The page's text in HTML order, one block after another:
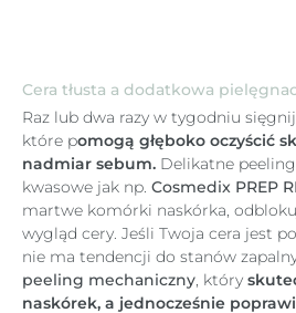
Cera tłusta a dodatkowa
Raz lub dwa razy w tygodniu
które pomogą głęboko oczyścić
nadmiar sebum. Delikatne
kwasowe jak np. Cosmedix PREP
martwe komórki naskórka,
wygląd cery. Jeśli Twoja cera jest
nie ma tendencji do stanów
peeling mechaniczny, który
naskórek, a jednocześnie